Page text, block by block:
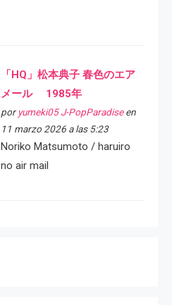
「HQ」松本典子 春色のエア
メール 1985年
por yumeki05 J-PopParadiseen
11 marzo 2026 a las 5:23
Noriko Matsumoto / haruiro
no air mail